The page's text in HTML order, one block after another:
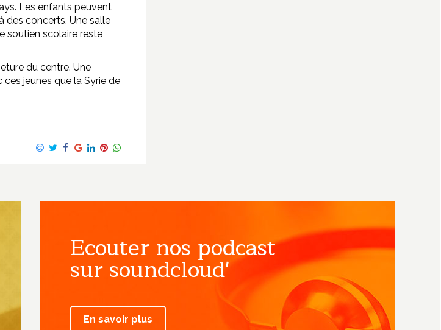
Les enfants peuvent
des concerts. Une salle
soutien scolaire reste
du centre. Une
jeunes que la Syrie de
Ecouter nos podcast
sur soundcloud'
En savoir plus